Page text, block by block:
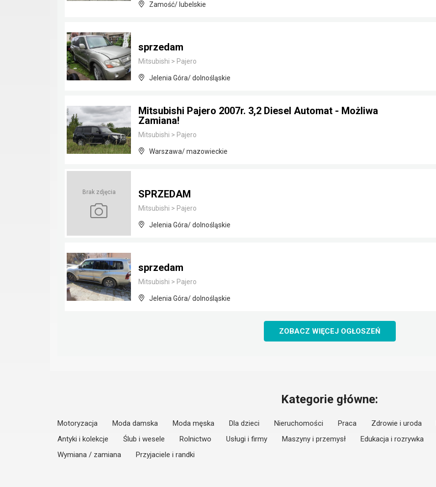
Zamość/ lubelskie
sprzedam
Mitsubishi > Pajero
Jelenia Góra/ dolnośląskie
Mitsubishi Pajero 2007r. 3,2 Diesel Automat - Możliwa
Zamiana!
Mitsubishi > Pajero
Warszawa/ mazowieckie
Brak zdjęcia SPRZEDAM
Mitsubishi > Pajero
Jelenia Góra/ dolnośląskie
sprzedam
Mitsubishi > Pajero
Jelenia Góra/ dolnośląskie
ZOBACZ WIĘCEJ OGŁOSZEŃ
Kategorie główne:
Motoryzacja Moda damska Moda męska Dla dzieci Nieruchomości Praca Zdrowie i uroda
Antyki i kolekcje
Ślub i wesele Rolnictwo Usługi i firmy Maszyny i przemysł Edukacja i rozrywka
Wymiana / zamiana
Przyjaciele i randki